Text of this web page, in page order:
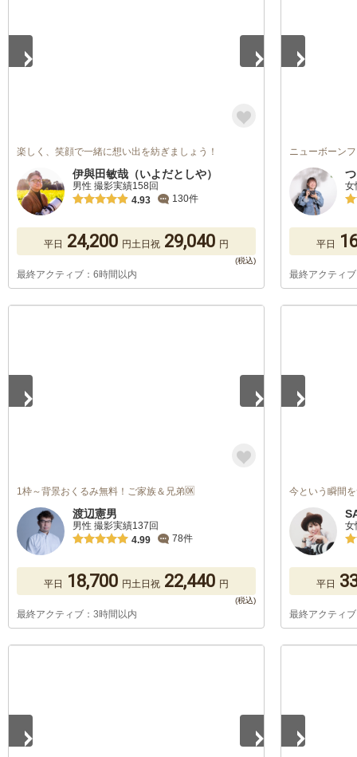
楽しく、笑顔で一緒に想い出を紡ぎましょう！
伊與田敏哉（いよだとしや）
男性 撮影実績158回
4.93
130件
平日 24,200 円土日祝 29,040 円
最終アクティブ：6時間以内
ニューボーン
女
平日
最終アクティ
1枠～背景おくるみ無料！ご家族＆兄弟🆗
渡辺憲男
男性 撮影実績137回
4.99
78件
平日 18,700 円土日祝 22,440 円
最終アクティブ：3時間以内
今という瞬間
女
平日
最終アクティ